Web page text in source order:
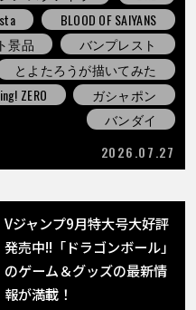
BLOOD OF SAIYANS
景品
バンプレスト
とよたろうが描いてみた
ZERO
ガシャポン
バンダイ
2026.07.27
Vジャンプ9月特大号大好評
発売中!!「ドラゴンボール」
のゲーム＆グッズの最新情
報が満載！